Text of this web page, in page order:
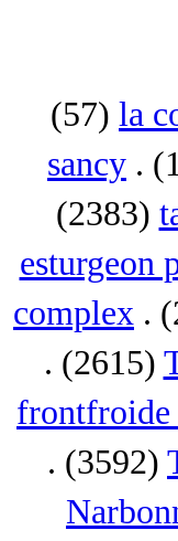
(57) la
sancy .
(2383)
esturgeon
complex .
. (2615)
frontfroide
. (3592)